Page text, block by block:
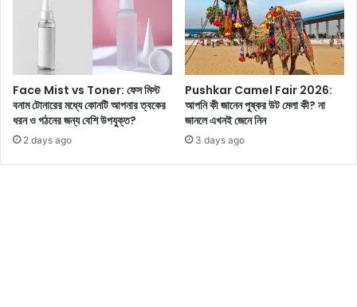
ল্কি
’
তে
ভি
লে
Face Mist vs Toner: ফেস মিস্ট
বনাম টোনারের মধ্যে কোনটি আপনার ত্বকের
ধরন ও গঠনের জন্য বেশি উপযুক্ত?
2 days ago
Pushkar Camel Fair 2026:
আপনি কী জানেন পুষ্কর উট মেলা কী? না
জানলে এখনই জেনে নিন
3 days ago